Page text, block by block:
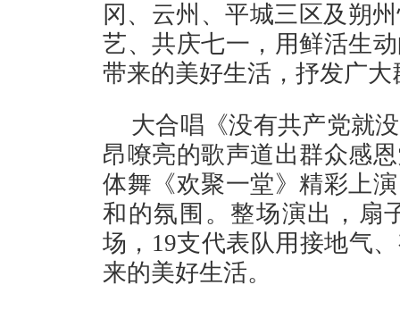
冈、云州、平城三区及朔
艺、共庆七一，用鲜活生
带来的美好生活，抒发广
大合唱《没有共产党就
昂嘹亮的歌声道出群众感
体舞《欢聚一堂》精彩上
和的氛围。整场演出，扇
场，19支代表队用接地气
来的美好生活。